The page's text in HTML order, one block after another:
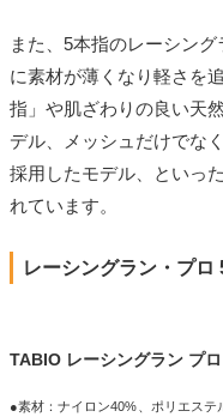
また、5本指のレーシン
に素材が薄くなり軽さを
指」や肌ざわりの良い天
デル、メッシュだけでな
採用したモデル、といっ
れています。
レーシングラン・プロ
TABIO レーシングラン プ
●素材：ナイロン40%、ポリエス